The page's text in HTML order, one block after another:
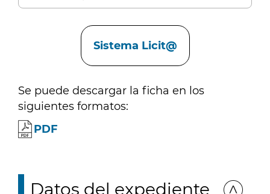
Sistema Licit@
Se puede descargar la ficha en los
siguientes formatos:
PDF
Datos del expediente